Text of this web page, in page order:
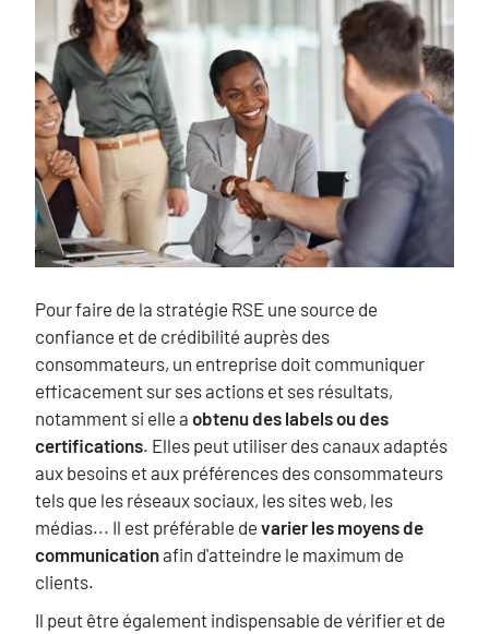
Texte
Pour faire de la stratégie RSE une source de
confiance et de crédibilité auprès des
consommateurs, un entreprise doit communiquer
efficacement sur ses actions et ses résultats,
notamment si elle a obtenu des labels ou des
certifications. Elles peut utiliser des canaux adaptés
aux besoins et aux préférences des consommateurs
tels que les réseaux sociaux, les sites web, les
médias... Il est préférable de varier les moyens de
communicationafin d'atteindre le maximum de
clients.
Il peut être également indispensable de vérifier et de